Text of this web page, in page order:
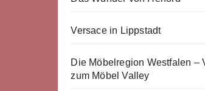
Versace in Lippstadt
Die Möbelregion Westfalen –
zum Möbel Valley